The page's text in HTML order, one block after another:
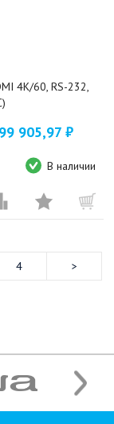
4K/60, RS-232,
905,97 ₽
В наличии
4